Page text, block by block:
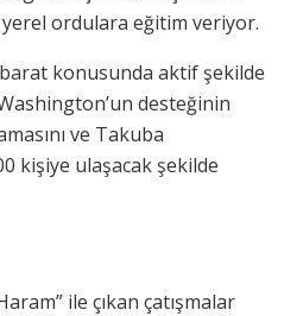
ordulara eğitim veriyor.
konusunda aktif şekilde
desteğinin
ve Takuba
kişiye ulaşacak şekilde
ile çıkan çatışmalar